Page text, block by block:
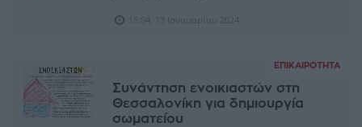
ΕΠΙΚΑΙΡΌΤΗΤΑ
Συνάντηση ενοικιαστών στη
Θεσσαλονίκη για δημιουργία
σωματείου